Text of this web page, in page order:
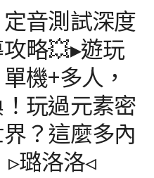
定音測試深度
略💥▸遊玩
機+多人，
玩過元素密
？這麼多內
璐洛洛◃